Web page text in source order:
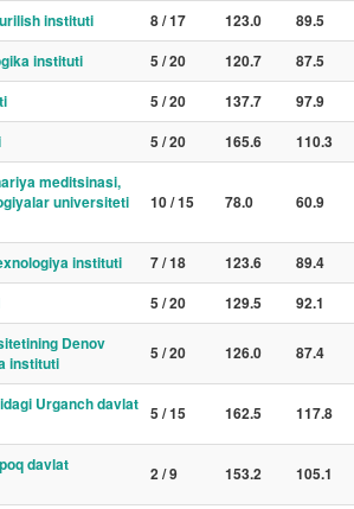
instituti
8 / 17 123.0
89.5
instituti
5 / 20 120.7
87.5
5 / 20 137.7
97.9
5 / 20 165.6
110.3
meditsinasi,
universiteti
10 / 15 78.0 60.9
instituti 7 / 18 123.6
89.4
5 / 20 129.5
92.1
Denov
instituti
5 / 20 126.0 87.4
Urganch davlat 5 / 15 162.5 117.8
davlat
2 / 9 153.2 105.1